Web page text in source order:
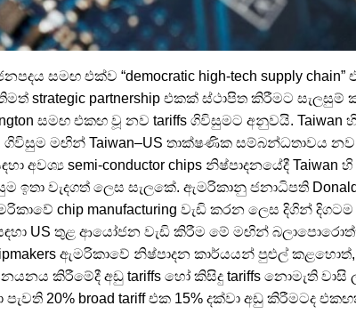
සමඟ එක්ව “democratic high-tech supply
strategic partnership එකක් ස්ථාපිත කිරීමට
සමඟ එකඟ වූ නව tariffs ගිවිසුමට අනුවයි. Taiwan හි
මඟින් Taiwan–US තාක්ෂණික සම්බන්ධතාවය නව
අවශ්‍ය semi-conductor chips නිෂ්පාදනයේදී Taiwan
වැදගත් ලෙස සැලකේ. ඇමරිකානු ජනාධිපති Donald
chip manufacturing වැඩි කරන ලෙස දිගින්
US තුළ ආයෝජන වැඩි කිරීම මේ මඟින්
ඇමරිකාවේ නිෂ්පාදන කාර්යයන් පුළුල් කළහොත්,
කිරීමේදී අඩු tariffs හෝ කිසිදු tariffs නොමැති වාසි
20% broad tariff එක 15% දක්වා අඩු කිරීමටද